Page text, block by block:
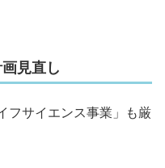
見直し
フサイエンス事業」も厳